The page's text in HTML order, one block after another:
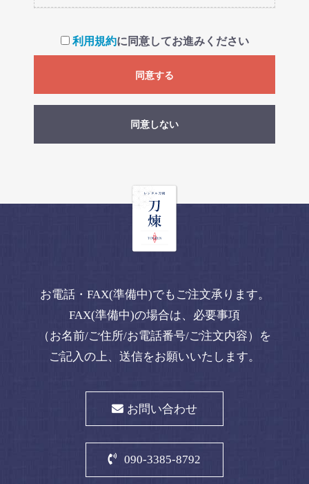
利用規約に同意してお進みください
同意する
同意しない
お電話・FAX(準備中)でもご注文承ります。
FAX(準備中)の場合は、必要事項
（お名前/ご住所/お電話番号/ご注文内容）を
ご記入の上、送信をお願いいたします。
お問い合わせ
090-3385-8792